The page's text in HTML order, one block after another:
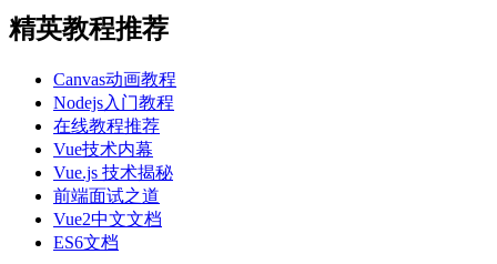
精英教程推荐
Canvas动画教程
Nodejs入门教程
在线教程推荐
Vue技术内幕
Vue.js 技术揭秘
前端面试之道
Vue2中文文档
ES6文档